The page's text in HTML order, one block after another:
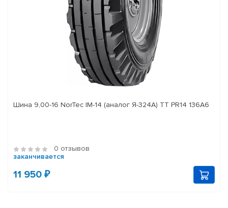
Шина 9,00-16 NorTec IM-14 (аналог Я-324А) ТТ PR14 136А6
0 отзывов
заканчивается
11 950 ₽